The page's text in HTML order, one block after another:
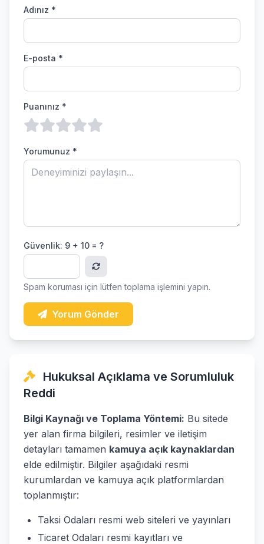
Adınız *
E-posta *
Puanınız *
Yorumunuz *
Güvenlik: 9 + 10 = ?
Spam koruması için lütfen toplama işlemini yapın.
Yorum Gönder
Hukuksal Açıklama ve Sorumluluk
Reddi
Bilgi Kaynağı ve Toplama Yöntemi: Bu sitede
yer alan firma bilgileri, resimler ve iletişim
detayları tamamen kamuya açık kaynaklardan
elde edilmiştir. Bilgiler aşağıdaki resmi
kurumlardan ve kamuya açık platformlardan
toplanmıştır:
Taksi Odaları resmi web siteleri ve yayınları
Ticaret Odaları resmi kayıtları ve